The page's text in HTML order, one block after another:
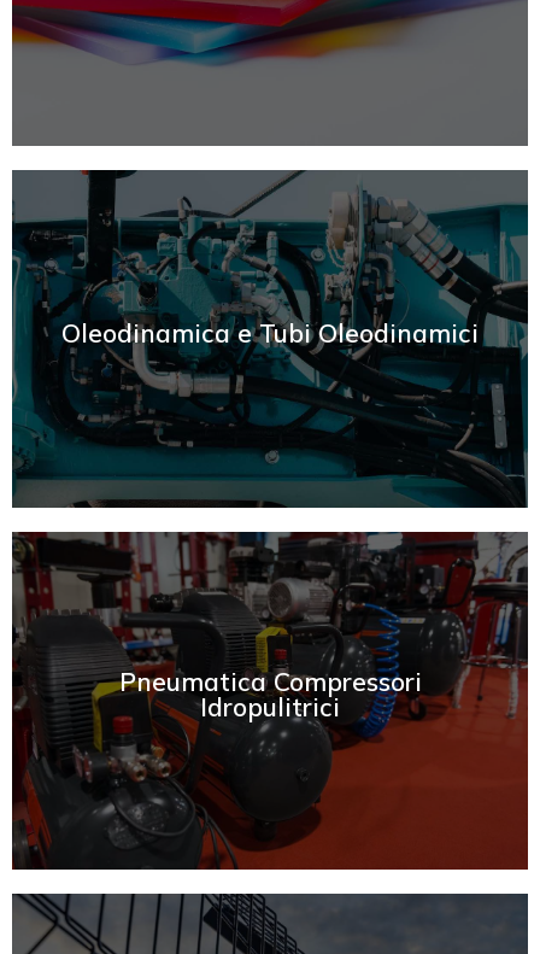
SCOPRI
Oleodinamica e Tubi Oleodinamici
SCOPRI
Pneumatica Compressori
Idropulitrici